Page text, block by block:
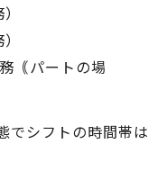
｟パートの場
でシフトの時間帯は